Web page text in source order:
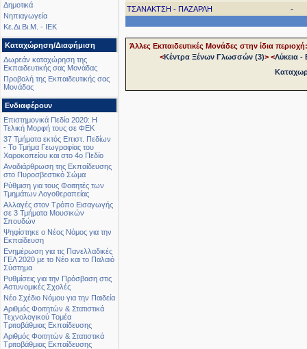
Δημοτικά
Νηπιαγωγεία
Κε.Δι.Βι.Μ. - ΙΕΚ
Καταχώρηση/Διαφήμιση
Δωρεάν καταχώρηση της
Εκπαιδευτικής σας Μονάδας
Προβολή της Εκπαιδευτικής σας
Μονάδας
Ενδιαφέρουν
Επιστημονικά Πεδία 2020: Η
Τελική Μορφή τους σε ΦΕΚ
37 Τμήματα εκτός Επιστ. Πεδίων
- Το Τμήμα Γεωγραφίας του
Χαροκοπείου και στο 4ο Πεδίο
Αναδιάρθρωση της Εκπαίδευσης
στο Πυροσβεστικό Σώμα
Ρύθμιση για τους Φοιτητές των
Τμημάτων Λογοθεραπείας
Αλλαγές στον Τρόπο Εισαγωγής
σε 3 Τμήματα Μουσικών
Σπουδών
Ψηφίστηκε ο Νέος Νόμος για την
Εκπαίδευση
Ενημέρωση για τις Πανελλαδικές
ΓΕΛ 2020 με το Νέο και το Παλαιό
Σύστημα
Ρυθμίσεις για την Πρόσβαση στις
Αστυνομικές Σχολές
Νέο Σχέδιο Νόμου για την Παιδεία
Αριθμός Φοιτητών & Στατιστικά
Τεχνολογικού Τομέα
Τριτοβάθμιας Εκπαίδευσης
Αριθμός Φοιτητών & Στατιστικά
Τριτοβάθμιας Εκπαίδευσης
ΤΣΑΝΑΚΤΣΗ - ΠΑΖΑΡΛΗ
-
Άλλες Εκπαιδευτικές Μονάδες στην ίδια περιοχή:
<Κέντρα Ξένων Γλωσσών (3)> <Λύκεια